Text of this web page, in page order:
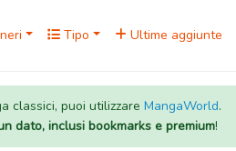
Tipo Ultime aggiunte
classici, puoi utilizzare MangaWorld.
dato, inclusi bookmarks e premium!